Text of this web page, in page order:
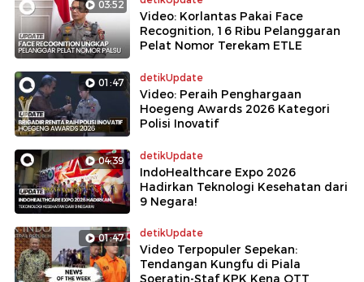
03:52
Video: Korlantas Pakai Face
Recognition, 16 Ribu Pelanggaran
Pelat Nomor Terekam ETLE
01:47 detikUpdate
Video: Peraih Penghargaan
Hoegeng Awards 2026 Kategori
Polisi Inovatif
04:39 detikUpdate
IndoHealthcare Expo 2026
Hadirkan Teknologi Kesehatan dari
9 Negara!
01:47 detikUpdate
Video Terpopuler Sepekan:
Tendangan Kungfu di Piala